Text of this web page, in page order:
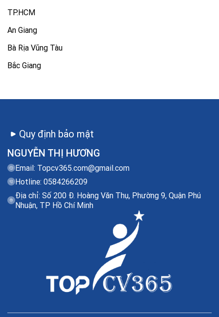
TP.HCM
An Giang
Bà Rịa Vũng Tàu
Bắc Giang
NGUYỄN THỊ HƯƠNG
Email: Topcv365.com@gmail.com
Hotline: 0584266209
Địa chỉ: Số 200 Đ. Hoàng Văn Thụ, Phường 9, Quận Phú
Nhuận, TP Hồ Chí Minh
Quy định bảo mật